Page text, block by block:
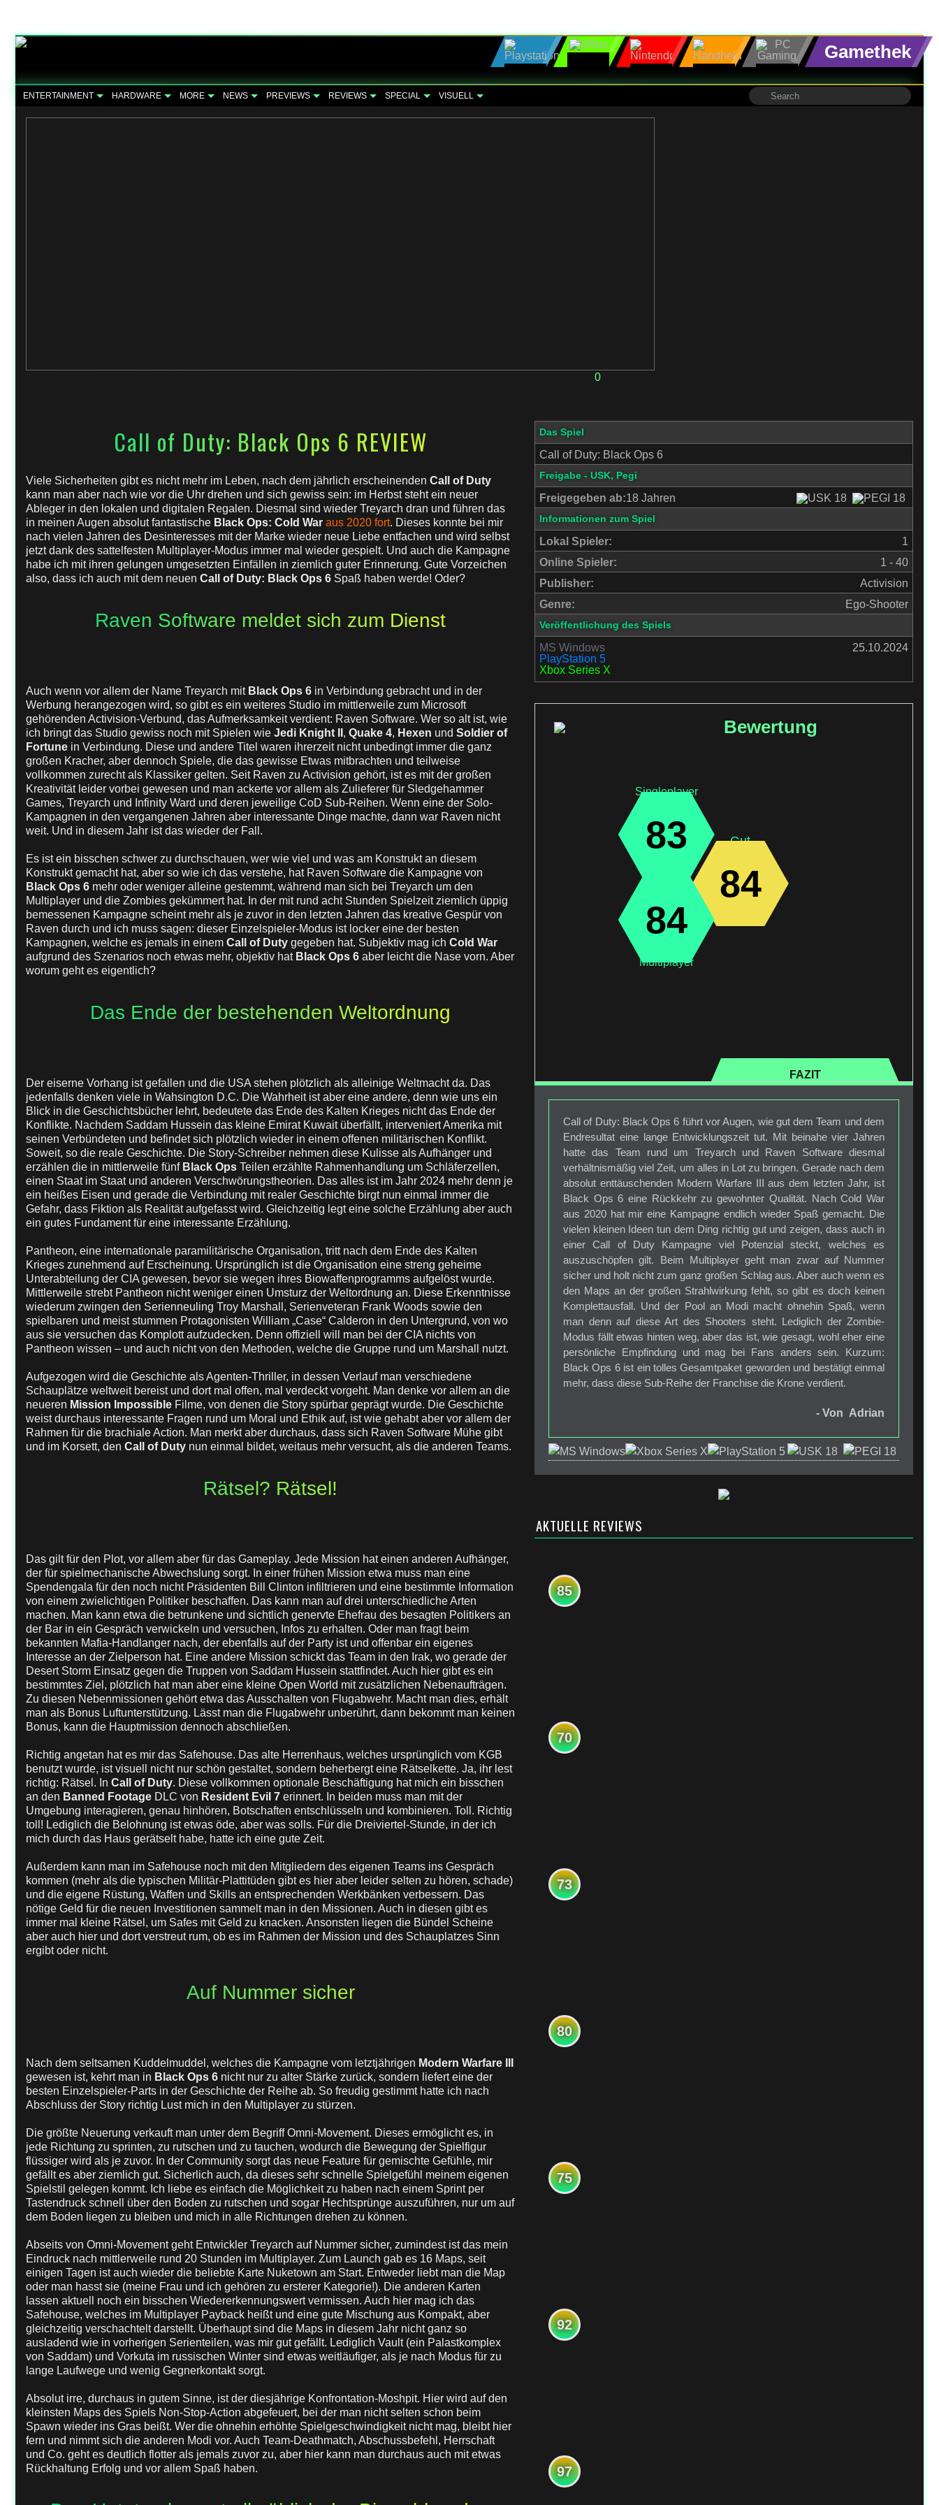
Gamethek
ENTERTAINMENT HARDWARE MORE NEWS PREVIEWS REVIEWS SPECIAL VISUELL
0
Call of Duty: Black Ops 6 REVIEW
Viele Sicherheiten gibt es nicht mehr im Leben, nach dem jährlich erscheinenden Call of Duty
kann man aber nach wie vor die Uhr drehen und sich gewiss sein: im Herbst steht ein neuer
Ableger in den lokalen und digitalen Regalen. Diesmal sind wieder Treyarch dran und führen das
in meinen Augen absolut fantastische Black Ops: Cold War aus 2020 fort. Dieses konnte bei mir
nach vielen Jahren des Desinteresses mit der Marke wieder neue Liebe entfachen und wird selbst
jetzt dank des sattelfesten Multiplayer-Modus immer mal wieder gespielt. Und auch die Kampagne
habe ich mit ihren gelungen umgesetzten Einfällen in ziemlich guter Erinnerung. Gute Vorzeichen
also, dass ich auch mit dem neuen Call of Duty: Black Ops 6 Spaß haben werde! Oder?
Raven Software meldet sich zum Dienst
Auch wenn vor allem der Name Treyarch mit Black Ops 6 in Verbindung gebracht und in der
Werbung herangezogen wird, so gibt es ein weiteres Studio im mittlerweile zum Microsoft
gehörenden Activision-Verbund, das Aufmerksamkeit verdient: Raven Software. Wer so alt ist, wie
ich bringt das Studio gewiss noch mit Spielen wie Jedi Knight II , Quake 4, Hexen und Soldier of
Fortune in Verbindung. Diese und andere Titel waren ihrerzeit nicht unbedingt immer die ganz
großen Kracher, aber dennoch Spiele, die das gewisse Etwas mitbrachten und teilweise
vollkommen zurecht als Klassiker gelten. Seit Raven zu Activision gehört, ist es mit der großen
Kreativität leider vorbei gewesen und man ackerte vor allem als Zulieferer für Sledgehammer
Games, Treyarch und Infinity Ward und deren jeweilige CoD Sub-Reihen. Wenn eine der Solo-
Kampagnen in den vergangenen Jahren aber interessante Dinge machte, dann war Raven nicht
weit. Und in diesem Jahr ist das wieder der Fall.
Es ist ein bisschen schwer zu durchschauen, wer wie viel und was am Konstrukt an diesem
Konstrukt gemacht hat, aber so wie ich das verstehe, hat Raven Software die Kampagne von
Black Ops 6 mehr oder weniger alleine gestemmt, während man sich bei Treyarch um den
Multiplayer und die Zombies gekümmert hat. In der mit rund acht Stunden Spielzeit ziemlich üppig
bemessenen Kampagne scheint mehr als je zuvor in den letzten Jahren das kreative Gespür von
Raven durch und ich muss sagen: dieser Einzelspieler-Modus ist locker eine der besten
Kampagnen, welche es jemals in einem Call of Duty gegeben hat. Subjektiv mag ich Cold War
aufgrund des Szenarios noch etwas mehr, objektiv hat Black Ops 6 aber leicht die Nase vorn. Aber
worum geht es eigentlich?
Das Ende der bestehenden Weltordnung
Der eiserne Vorhang ist gefallen und die USA stehen plötzlich als alleinige Weltmacht da. Das
jedenfalls denken viele in Wahsington D.C. Die Wahrheit ist aber eine andere, denn wie uns ein
Blick in die Geschichtsbücher lehrt, bedeutete das Ende des Kalten Krieges nicht das Ende der
Konflikte. Nachdem Saddam Hussein das kleine Emirat Kuwait überfällt, interveniert Amerika mit
seinen Verbündeten und befindet sich plötzlich wieder in einem offenen militärischen Konflikt.
Soweit, so die reale Geschichte. Die Story-Schreiber nehmen diese Kulisse als Aufhänger und
erzählen die in mittlerweile fünf Black Ops Teilen erzählte Rahmenhandlung um Schläferzellen,
einen Staat im Staat und anderen Verschwörungstheorien. Das alles ist im Jahr 2024 mehr denn je
ein heißes Eisen und gerade die Verbindung mit realer Geschichte birgt nun einmal immer die
Gefahr, dass Fiktion als Realität aufgefasst wird. Gleichzeitig legt eine solche Erzählung aber auch
ein gutes Fundament für eine interessante Erzählung.
Pantheon, eine internationale paramilitärische Organisation, tritt nach dem Ende des Kalten
Krieges zunehmend auf Erscheinung. Ursprünglich ist die Organisation eine streng geheime
Unterabteilung der CIA gewesen, bevor sie wegen ihres Biowaffenprogramms aufgelöst wurde.
Mittlerweile strebt Pantheon nicht weniger einen Umsturz der Weltordnung an. Diese Erkenntnisse
wiederum zwingen den Serienneuling Troy Marshall, Serienveteran Frank Woods sowie den
spielbaren und meist stummen Protagonisten William „Case“ Calderon in den Untergrund, von wo
aus sie versuchen das Komplott aufzudecken. Denn offiziell will man bei der CIA nichts von
Pantheon wissen – und auch nicht von den Methoden, welche die Gruppe rund um Marshall nutzt.
Aufgezogen wird die Geschichte als Agenten-Thriller, in dessen Verlauf man verschiedene
Schauplätze weltweit bereist und dort mal offen, mal verdeckt vorgeht. Man denke vor allem an die
neueren Mission Impossible Filme, von denen die Story spürbar geprägt wurde. Die Geschichte
weist durchaus interessante Fragen rund um Moral und Ethik auf, ist wie gehabt aber vor allem der
Rahmen für die brachiale Action. Man merkt aber durchaus, dass sich Raven Software Mühe gibt
und im Korsett, den Call of Duty nun einmal bildet, weitaus mehr versucht, als die anderen Teams.
Rätsel? Rätsel!
Das gilt für den Plot, vor allem aber für das Gameplay. Jede Mission hat einen anderen Aufhänger,
der für spielmechanische Abwechslung sorgt. In einer frühen Mission etwa muss man eine
Spendengala für den noch nicht Präsidenten Bill Clinton infiltrieren und eine bestimmte Information
von einem zwielichtigen Politiker beschaffen. Das kann man auf drei unterschiedliche Arten
machen. Man kann etwa die betrunkene und sichtlich genervte Ehefrau des besagten Politikers an
der Bar in ein Gespräch verwickeln und versuchen, Infos zu erhalten. Oder man fragt beim
bekannten Mafia-Handlanger nach, der ebenfalls auf der Party ist und offenbar ein eigenes
Interesse an der Zielperson hat. Eine andere Mission schickt das Team in den Irak, wo gerade der
Desert Storm Einsatz gegen die Truppen von Saddam Hussein stattfindet. Auch hier gibt es ein
bestimmtes Ziel, plötzlich hat man aber eine kleine Open World mit zusätzlichen Nebenaufträgen.
Zu diesen Nebenmissionen gehört etwa das Ausschalten von Flugabwehr. Macht man dies, erhält
man als Bonus Luftunterstützung. Lässt man die Flugabwehr unberührt, dann bekommt man keinen
Bonus, kann die Hauptmission dennoch abschließen.
Richtig angetan hat es mir das Safehouse. Das alte Herrenhaus, welches ursprünglich vom KGB
benutzt wurde, ist visuell nicht nur schön gestaltet, sondern beherbergt eine Rätselkette. Ja, ihr lest
richtig: Rätsel. In Call of Duty. Diese vollkommen optionale Beschäftigung hat mich ein bisschen
an den Banned Footage DLC von Resident Evil 7 erinnert. In beiden muss man mit der
Umgebung interagieren, genau hinhören, Botschaften entschlüsseln und kombinieren. Toll. Richtig
toll! Lediglich die Belohnung ist etwas öde, aber was solls. Für die Dreiviertel-Stunde, in der ich
mich durch das Haus gerätselt habe, hatte ich eine gute Zeit.
Außerdem kann man im Safehouse noch mit den Mitgliedern des eigenen Teams ins Gespräch
kommen (mehr als die typischen Militär-Plattitüden gibt es hier aber leider selten zu hören, schade)
und die eigene Rüstung, Waffen und Skills an entsprechenden Werkbänken verbessern. Das
nötige Geld für die neuen Investitionen sammelt man in den Missionen. Auch in diesen gibt es
immer mal kleine Rätsel, um Safes mit Geld zu knacken. Ansonsten liegen die Bündel Scheine
aber auch hier und dort verstreut rum, ob es im Rahmen der Mission und des Schauplatzes Sinn
ergibt oder nicht.
Auf Nummer sicher
Nach dem seltsamen Kuddelmuddel, welches die Kampagne vom letztjährigen Modern Warfare III
gewesen ist, kehrt man in Black Ops 6 nicht nur zu alter Stärke zurück, sondern liefert eine der
besten Einzelspieler-Parts in der Geschichte der Reihe ab. So freudig gestimmt hatte ich nach
Abschluss der Story richtig Lust mich in den Multiplayer zu stürzen.
Die größte Neuerung verkauft man unter dem Begriff Omni-Movement. Dieses ermöglicht es, in
jede Richtung zu sprinten, zu rutschen und zu tauchen, wodurch die Bewegung der Spielfigur
flüssiger wird als je zuvor. In der Community sorgt das neue Feature für gemischte Gefühle, mir
gefällt es aber ziemlich gut. Sicherlich auch, da dieses sehr schnelle Spielgefühl meinem eigenen
Spielstil gelegen kommt. Ich liebe es einfach die Möglichkeit zu haben nach einem Sprint per
Tastendruck schnell über den Boden zu rutschen und sogar Hechtsprünge auszuführen, nur um auf
dem Boden liegen zu bleiben und mich in alle Richtungen drehen zu können.
Abseits von Omni-Movement geht Entwickler Treyarch auf Nummer sicher, zumindest ist das mein
Eindruck nach mittlerweile rund 20 Stunden im Multiplayer. Zum Launch gab es 16 Maps, seit
einigen Tagen ist auch wieder die beliebte Karte Nuketown am Start. Entweder liebt man die Map
oder man hasst sie (meine Frau und ich gehören zu ersterer Kategorie!). Die anderen Karten
lassen aktuell noch ein bisschen Wiedererkennungswert vermissen. Auch hier mag ich das
Safehouse, welches im Multiplayer Payback heißt und eine gute Mischung aus Kompakt, aber
gleichzeitig verschachtelt darstellt. Überhaupt sind die Maps in diesem Jahr nicht ganz so
ausladend wie in vorherigen Serienteilen, was mir gut gefällt. Lediglich Vault (ein Palastkomplex
von Saddam) und Vorkuta im russischen Winter sind etwas weitläufiger, als je nach Modus für zu
lange Laufwege und wenig Gegnerkontakt sorgt.
Absolut irre, durchaus in gutem Sinne, ist der diesjährige Konfrontation-Moshpit. Hier wird auf den
kleinsten Maps des Spiels Non-Stop-Action abgefeuert, bei der man nicht selten schon beim
Spawn wieder ins Gras beißt. Wer die ohnehin erhöhte Spielgeschwindigkeit nicht mag, bleibt hier
fern und nimmt sich die anderen Modi vor. Auch Team-Deathmatch, Abschussbefehl, Herrschaft
und Co. geht es deutlich flotter als jemals zuvor zu, aber hier kann man durchaus auch mit etwas
Rückhaltung Erfolg und vor allem Spaß haben.
Das Spiel
Call of Duty: Black Ops 6
Freigabe - USK, Pegi
Freigegeben ab:18 Jahren
Informationen zum Spiel
Lokal Spieler:
1
Online Spieler:
1 - 40
Publisher:
Activision
Genre:
Ego-Shooter
Veröffentlichung des Spiels
MS Windows
PlayStation 5
Xbox Series X
25.10.2024
Bewertung
Singleplayer
83
84
Gut
84
Multiplayer
FAZIT
Call of Duty: Black Ops 6 führt vor Augen, wie gut dem Team und dem
Endresultat eine lange Entwicklungszeit tut. Mit beinahe vier Jahren
hatte das Team rund um Treyarch und Raven Software diesmal
verhältnismäßig viel Zeit, um alles in Lot zu bringen. Gerade nach dem
absolut enttäuschenden Modern Warfare III aus dem letzten Jahr, ist
Black Ops 6 eine Rückkehr zu gewohnter Qualität. Nach Cold War
aus 2020 hat mir eine Kampagne endlich wieder Spaß gemacht. Die
vielen kleinen Ideen tun dem Ding richtig gut und zeigen, dass auch in
einer Call of Duty Kampagne viel Potenzial steckt, welches es
auszuschöpfen gilt. Beim Multiplayer geht man zwar auf Nummer
sicher und holt nicht zum ganz großen Schlag aus. Aber auch wenn es
den Maps an der großen Strahlwirkung fehlt, so gibt es doch keinen
Komplettausfall. Und der Pool an Modi macht ohnehin Spaß, wenn
man denn auf diese Art des Shooters steht. Lediglich der Zombie-
Modus fällt etwas hinten weg, aber das ist, wie gesagt, wohl eher eine
persönliche Empfindung und mag bei Fans anders sein. Kurzum:
Black Ops 6 ist ein tolles Gesamtpaket geworden und bestätigt einmal
mehr, dass diese Sub-Reihe der Franchise die Krone verdient.
- Von Adrian
AKTUELLE REVIEWS
85
70
73
80
75
92
97